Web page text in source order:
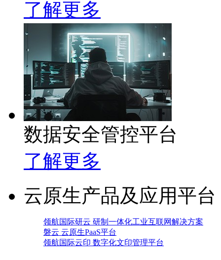
了解更多
数据安全管控平台
了解更多
云原生产品及应用平台
领航国际研云 研制一体化工业互联网解决方案
磐云 云原生PaaS平台
领航国际云印 数字化文印管理平台